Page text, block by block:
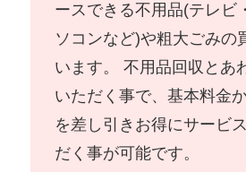
ースできる不用品(テレビ
ソコンなど)や粗大ごみの
います。 不用品回収とあ
いただく事で、基本料金
を差し引きお得にサービ
だく事が可能です。